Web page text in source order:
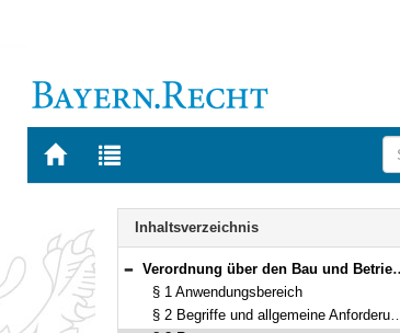
Zur
BAYERN.RECHT
Zur
letzten
Navigation
Inhaltsverzeichnis
Bereich reduzieren
Verordnung über den Bau und Betrieb von Beherbergungsstätten (Beherbergungsstättenverordnung – BStättV) Vom 2. Juli 2007 (GVBl. S. 538) BayRS 2132-1-19-B (§§ 1–15)
§ 1 Anwendungsbereich
§ 2 Begriffe und allgemeine Anforderungen